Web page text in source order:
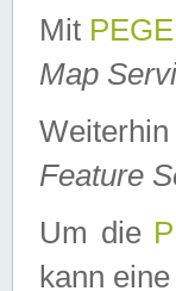
Mit
Map
Feature
Um die
kann eine